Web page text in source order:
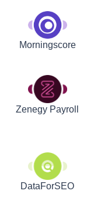
Morningscore
Zenegy Payroll
DataForSEO